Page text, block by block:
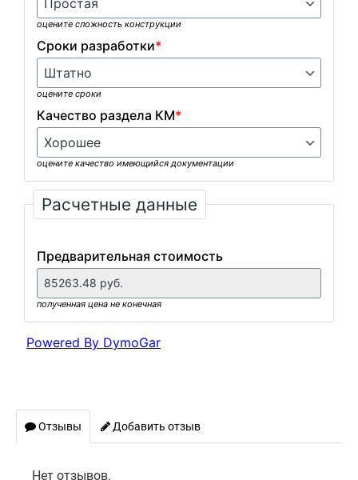
Отзывы Добавить отзыв
Нет отзывов.